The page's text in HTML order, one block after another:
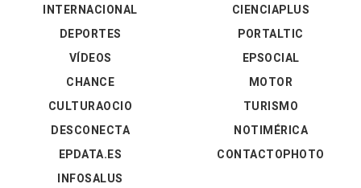
INTERNACIONAL
DEPORTES
VÍDEOS
CIENCIAPLUS
PORTALTIC
EPSOCIAL
CHANCE
CULTURAOCIO
DESCONECTA
EPDATA.ES
INFOSALUS
MOTOR
TURISMO
NOTIMÉRICA
CONTACTOPHOTO